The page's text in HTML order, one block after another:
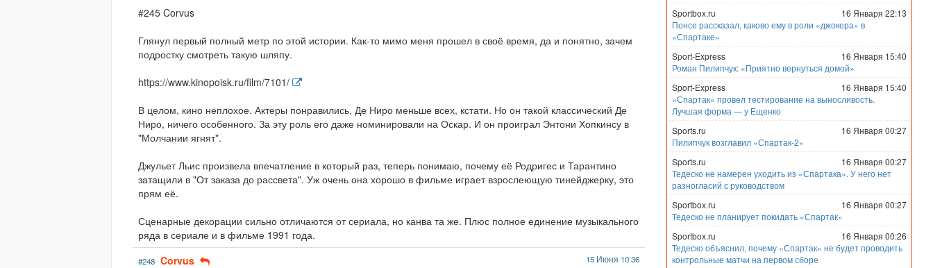
#245 Corvus
Глянул первый полный метр по этой истории. Как-то мимо меня прошел в своё время, да и понятно, зачем
подростку смотреть такую шляпу.
https://www.kinopoisk.ru/film/7101/
В целом, кино неплохое. Актеры понравились, Де Ниро меньше всех, кстати. Но он такой классический Де
Ниро, ничего особенного. За эту роль его даже номинировали на Оскар. И он проиграл Энтони Хопкинсу в
"Молчании ягнят".
Джульет Льис произвела впечатление в который раз, теперь понимаю, почему её Родригес и Тарантино
затащили в "От заказа до рассвета". Уж очень она хорошо в фильме играет взрослеющую тинейджерку, это
прям её.
Сценарные декорации сильно отличаются от сериала, но канва та же. Плюс полное единение музыкального
ряда в сериале и в фильме 1991 года.
#248 Corvus 15 Июня 10:36
Sportbox.ru
16 Января 22:13
Понсе рассказал, каково ему в роли «джокера» в
«Спартаке»
Sport-Express
16 Января 15:40
Роман Пилипчук: «Приятно вернуться домой»
Sport-Express
16 Января 15:40
«Спартак» провел тестирование на выносливость.
Лучшая форма — у Ещенко
Sports.ru
16 Января 00:27
Пилипчук возглавил «Спартак-2»
Sports.ru
16 Января 00:27
Тедеско не намерен уходить из «Спартака». У него нет
разногласий с руководством
Sportbox.ru
16 Января 00:27
Тедеско не планирует покидать «Спартак»
Sportbox.ru
16 Января 00:26
Тедеско объяснил, почему «Спартак» не будет проводить
контрольные матчи на первом сборе